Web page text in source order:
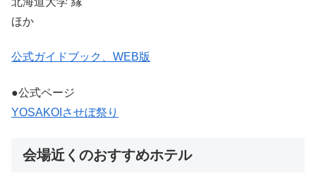
ほか
公式ガイドブック、WEB版
●公式ページ
YOSAKOIさせぼ祭り
会場近くのおすすめホテル